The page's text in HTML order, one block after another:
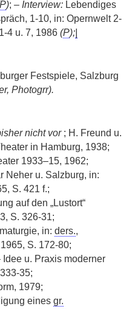
P); – Interview: Lebendiges
1-10, in: Opernwelt 2-
4 u. 7, 1986 (P);
Festspiele, Salzburg
Photogrr).
nicht vor; H. Freund u.
in Hamburg, 1938;
1933–15, 1962;
Neher u. Salzburg, in:
S. 421 f.;
auf den „Lustort“
S. 326-31;
in: ders.,
S. 172-80;
u. Praxis moderner
35;
1979;
eines gr.